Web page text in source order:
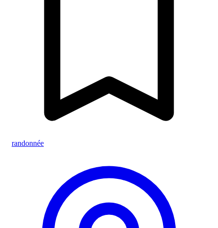
randonnée